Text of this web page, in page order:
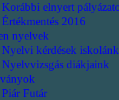
Korábbi elnyert
Értékmentés 2016
nyelvek
Nyelvi kérdések
Nyelvvizsgás diákjaink
Piár Futár